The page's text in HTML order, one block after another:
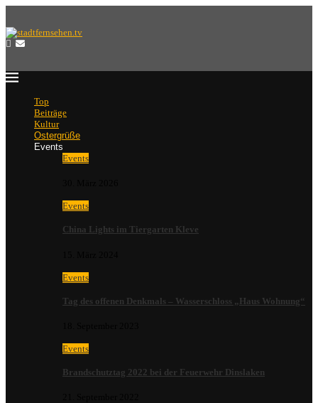
Top
Beiträge
Kultur
Ostergrüße
Events
Events
Events
China Lights im Tiergarten Kleve
Events
Tag des offenen Denkmals – Wasserschloss „Haus Wohnung“
Events
Brandschutztag 2022 bei der Feuerwehr Dinslaken